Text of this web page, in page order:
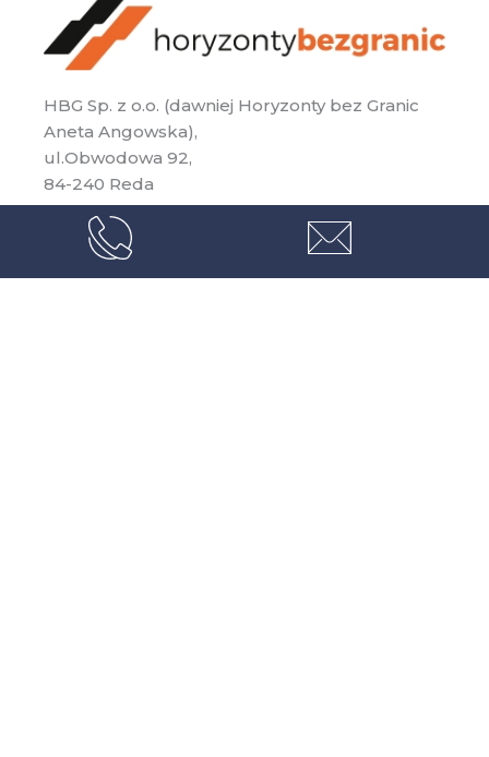
HBG Sp. z o.o. (dawniej Horyzonty bez Granic
Aneta Angowska),
ul.Obwodowa 92,
84-240 Reda
KRS: 0001203307
NIP: 5882540119